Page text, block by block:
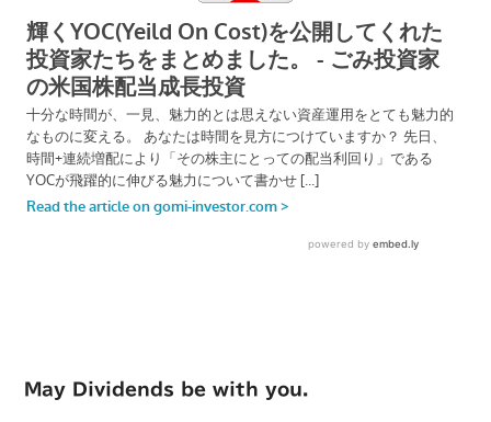
May Dividends be with you.